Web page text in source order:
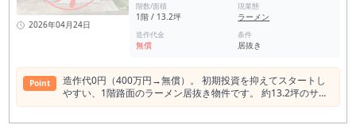
2026年04月24日
階数/面積
1階 / 13.2坪
現業態
ラーメン
造作代金
無償
条件
居抜き
Point
造作代0円（400万円→無償）。 初期投資を抑えてスタートし
やすい、1階路面のラーメン居抜き物件です。 約13.2坪のサイ
ズ感は、 ラーメン・町中華・定食・まぜそばなどの回転型業態